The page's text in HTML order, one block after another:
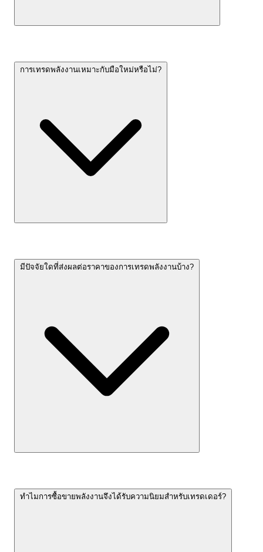
การเทรดพลังงานเหมาะกับมือใหม่หรือไม่?
มีปัจจัยใดที่ส่งผลต่อราคาของการเทรดพลังงานบ้าง?
ทำไมการซื้อขายพลังงานจึงได้รับความนิยมสำหรับเทรดเดอร์?